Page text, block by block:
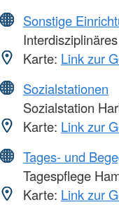
Sonstige
Karte: Link zur
Sozialstationen
Sozialstation
Karte: Link zur
Tages- und
Tagespflege
Karte: Link zur